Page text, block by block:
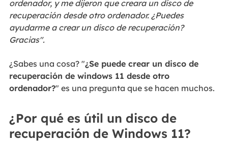
ordenador, y me dijeron que creara un disco de
recuperación desde otro ordenador. ¿Puedes
ayudarme a crear un disco de recuperación?
Gracias".
¿Sabes una cosa? "¿Se puede crear un disco de
recuperación de windows 11 desde otro
ordenador?" es una pregunta que se hacen muchos.
¿Por qué es útil un disco de
recuperación de Windows 11?